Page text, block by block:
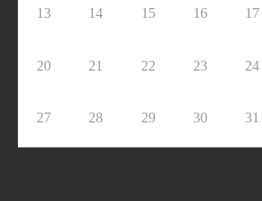
13 14 15 16 17
20 21 22 23 24
27 28 29 30 31